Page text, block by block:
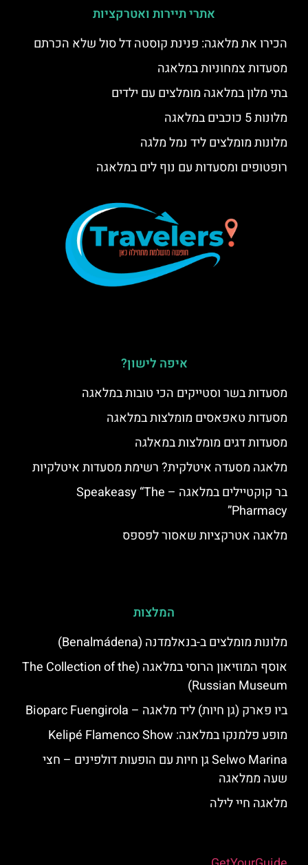
אתרי תיירות ואטרקציות
הכירו את מלאגה: פנינת קוסטה דל סול שלא הכרתם
מסעדות צמחוניות במלאגה
בתי מלון במלאגה מומלצים עם ילדים
מלונות 5 כוכבים במלאגה
מלונות מומלצים ליד נמל מלגה
רופטופים ומסעדות עם נוף לים במלאגה
איפה לישון?
מסעדות בשר וסטייקים הכי טובות במלאגה
מסעדות טאפאסים מומלצות במלאגה
מסעדות דגים מומלצות במאלגה
מלאגה מסעדה איטלקית? רשימת מסעדות איטלקיות
בר קוקטיילים במלאגה – Speakeasy “The
Pharmacy”
מלאגה אטרקציות שאסור לפספס
המלצות
מלונות מומלצים ב-בנאלמדנה (Benalmádena)
אוסף המוזיאון הרוסי במלאגה (The Collection of the
Russian Museum)
ביו פארק (גן חיות) ליד מלאגה – Bioparc Fuengirola
מופע פלמנקו במלאגה: Kelipé Flamenco Show
Selwo Marina גן חיות עם הופעות דולפינים – חצי
שעה ממלאגה
מלאגה חיי לילה